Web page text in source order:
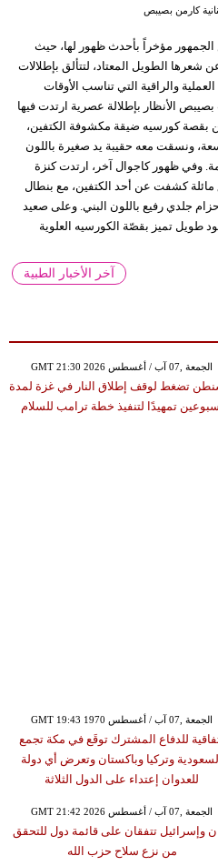
كارمن بصيبص
الجمهور مؤخراً بأحدث ظهور لها، حيث
الطويل المعتاد، لتتألق بإطلالات
والراقية التي تناسب الأوقات
الأنظار بإطلالة عصرية ارتدت فيها
بقصة كورسيه ضيقة مكشوفة الكتفين،
ونسقت معه حقيبة يد صغيرة باللون
وفي ظهور كاجوال آخر، ارتدت كنزة
مائلة كشفت عن أحد الكتفين، مع بنطال
جلدي رفيع باللون البني. وعلى صعيد
طويل تميز بقصّة الكورسيه العلوية
آخر الأخبار الطبية
GMT 21:30 2026 الجمعة ,07 آب / أغسطس
تضغط لوقف إطلاق النار في غزة لمدة
تمهيدًا لتنفيذ خطة ترامب للسلام
GMT 19:43 1970 الجمعة ,07 آب / أغسطس
للدفاع المشترك توقَع في مكة تجمع
وتركيا وباكستان وتعرض أي دولة
للعدوان إعتداء على الدول الثلاثة
GMT 21:42 2026 الجمعة ,07 آب / أغسطس
وإسرائيل تتفقان على قائمة دول للتحقق
من نزع سلاح حزب الله